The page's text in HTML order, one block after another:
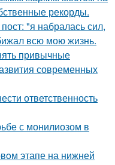
рекорды.
"я набралась сил,
всю мою жизнь.
привычные
современных
ответственность
с монилиозом в
этапе на нижней